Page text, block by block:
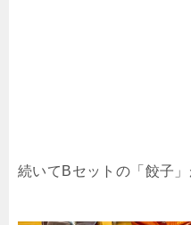
続いてBセットの「餃子」